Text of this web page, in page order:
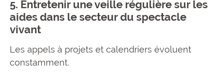
5. Entretenir une veille régulière sur les
aides dans le secteur du spectacle
vivant
Les appels à projets et calendriers évoluent
constamment.